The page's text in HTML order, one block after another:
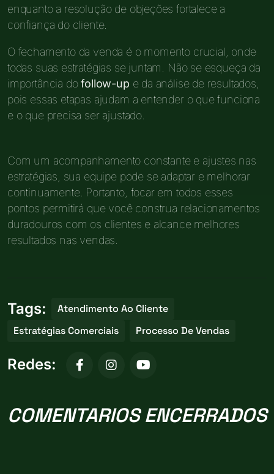
enquanto a resolução de objeções fortalece a
confiança do cliente.
O fechamento da venda é o momento crucial, onde
todas suas estratégias se juntam. Não se esqueça da
importância dofollow-up e da análise de resultados,
pois essas etapas ajudam a entender o que funciona
e o que precisa ser ajustado.
Com um acompanhamento constante e ajustes nas
estratégias, sua equipe pode se adaptar e melhorar
continuamente. Portanto, focar em todos esses
pontos permitirá que você construa relacionamentos
duradouros com os clientes e alcance melhores
resultados nas vendas.
Tags:
Atendimento Ao Cliente
Estratégias Comerciais
Processo De Vendas
Redes:
COMENTARIOS ENCERRADOS